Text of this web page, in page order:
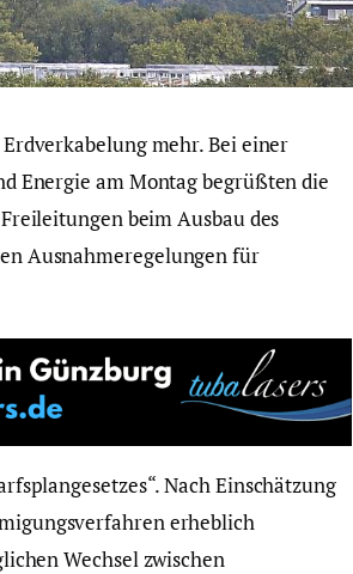
mehr. Bei einer
Energie am Montag begrüßten die
beim Ausbau des
Ausnahmeregelungen für
Nach Einschätzung
erheblich
Wechsel zwischen